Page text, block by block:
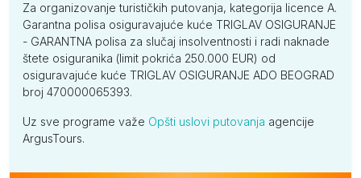
Za organizovanje turističkih putovanja, kategorija licence A.
Garantna polisa osiguravajuće kuće TRIGLAV OSIGURANJE
- GARANTNA polisa za slučaj insolventnosti i radi naknade
štete osiguranika (limit pokrića 250.000 EUR) od
osiguravajuće kuće TRIGLAV OSIGURANJE ADO BEOGRAD
broj 470000065393.
Uz sve programe važe Opšti uslovi putovanja agencije
ArgusTours.